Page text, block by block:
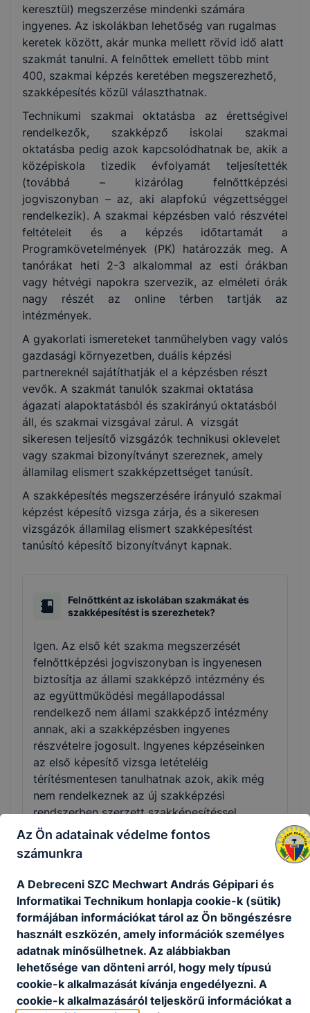
keresztül) megszerzése mindenki számára
ingyenes. Az iskolákban lehetőség van rugalmas
keretek között, akár munka mellett rövid idő alatt
szakmát tanulni. A felnőttek emellett több mint
400, szakmai képzés keretében megszerezhető,
szakképesítés közül választhatnak.
Technikumi szakmai oktatásba az érettségivel
rendelkezők, szakképző iskolai szakmai
oktatásba pedig azok kapcsolódhatnak be, akik a
középiskola tizedik évfolyamát teljesítették
(továbbá – kizárólag felnőttképzési
jogviszonyban – az, aki alapfokú végzettséggel
rendelkezik). A szakmai képzésben való részvétel
feltételeit és a képzés időtartamát a
Programkövetelmények (PK) határozzák meg. A
tanórákat heti 2-3 alkalommal az esti órákban
vagy hétvégi napokra szervezik, az elméleti órák
nagy részét az online térben tartják az
intézmények.
A gyakorlati ismereteket tanműhelyben vagy valós
gazdasági környezetben, duális képzési
partnereknél sajátíthatják el a képzésben részt
vevők. A szakmát tanulók szakmai oktatása
ágazati alapoktatásból és szakirányú oktatásból
áll, és szakmai vizsgával zárul. A vizsgát
sikeresen teljesítő vizsgázók technikusi oklevelet
vagy szakmai bizonyítványt szereznek, amely
államilag elismert szakképzettséget tanúsít.
A szakképesítés megszerzésére irányuló szakmai
képzést képesítő vizsga zárja, és a sikeresen
vizsgázók államilag elismert szakképesítést
tanúsító képesítő bizonyítványt kapnak.
Felnőttként az iskolában szakmákat és
szakképesítést is szerezhetek?
Igen. Az első két szakma megszerzését
felnőttképzési jogviszonyban is ingyenesen
biztosítja az állami szakképző intézmény és
az együttműködési megállapodással
rendelkező nem állami szakképző intézmény
annak, aki a szakképzésben ingyenes
részvételre jogosult. Ingyenes képzéseinken
az első képesítő vizsga letételéig
térítésmentesen tanulhatnak azok, akik még
nem rendelkeznek az új szakképzési
rendszerben szerzett szakképesítéssel
Munka mellett is tudok szakmát vagy
államilag elismert szakképesítést szerezni?
Az iskolák a felnőttek számára mind a
szakmai oktatást, mind a szakmai képzést
rugalmasan, akár munka mellett, rövid idő
alatt szervezik meg, gyakran az esti órákban,
akár hétvégén is. Az egyes intézmények
Az Ön adatainak védelme fontos
számunkra
A Debreceni SZC Mechwart András Gépipari és
Informatikai Technikum honlapja cookie-k (sütik)
formájában információkat tárol az Ön böngészésre
használt eszközén, amely információk személyes
adatnak minősülhetnek. Az alábbiakban
lehetősége van dönteni arról, hogy mely típusú
cookie-k alkalmazását kívánja engedélyezni. A
cookie-k alkalmazásáról teljeskörű információkat a